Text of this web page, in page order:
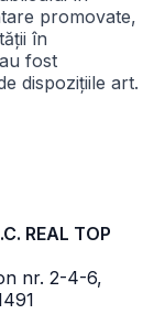
promovate,
în
fost
dispozițiile art.
REAL TOP
nr. 2-4-6,